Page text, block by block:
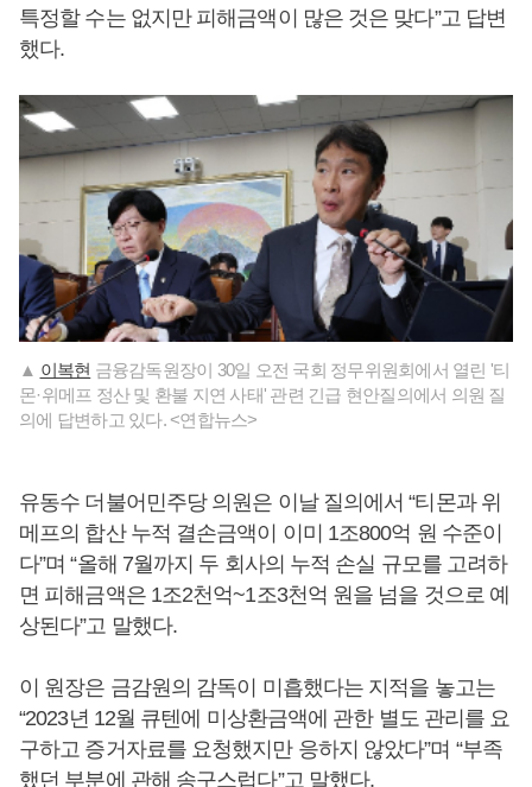
특정할 수는 없지만 피해금액이 많은 것은 맞다”고 답변
했다.
▲ 이복현 금융감독원장이 30일 오전 국회 정무위원회에서 열린 '티
몬·위메프 정산 및 환불 지연 사태' 관련 긴급 현안질의에서 의원 질
의에 답변하고 있다. <연합뉴스>
유동수 더불어민주당 의원은 이날 질의에서 “티몬과 위
메프의 합산 누적 결손금액이 이미 1조800억 원 수준이
다”며 “올해 7월까지 두 회사의 누적 손실 규모를 고려하
면 피해금액은 1조2천억~1조3천억 원을 넘을 것으로 예
상된다”고 말했다.
이 원장은 금감원의 감독이 미흡했다는 지적을 놓고는
“2023년 12월 큐텐에 미상환금액에 관한 별도 관리를 요
구하고 증거자료를 요청했지만 응하지 않았다”며 “부족
했던 부분에 관해 송구스럽다”고 말했다.